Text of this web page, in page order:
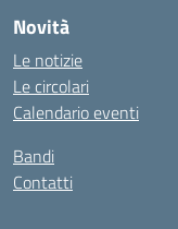
Novità
Le notizie
Le circolari
Calendario eventi
Bandi
Contatti